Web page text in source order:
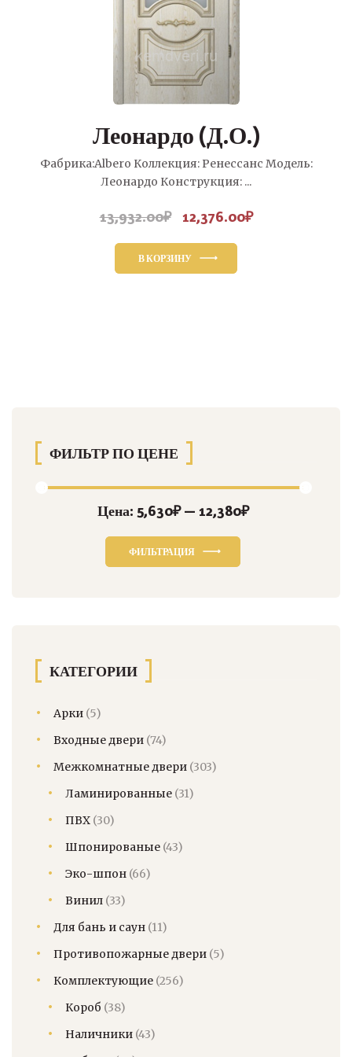
Леонардо (Д.О.)
Фабрика:Albero Коллекция: Ренессанс Модель:
Леонардо Конструкция: ...
13,932.00₽
Первоначальная
составляла
12,376.00₽Текущая
В КОРЗИНУ
ФИЛЬТР ПО ЦЕНЕ
Минимальная
Максимальная
ФИЛЬТРАЦИЯ
Цена: 5,630₽— 12,380₽
КАТЕГОРИИ
Арки (5)
Входные двери (74)
Межкомнатные двери (303)
Ламинированные (31)
ПВХ (30)
Шпонированые (43)
Эко-шпон (66)
Винил (33)
Для бань и саун (11)
Противопожарные двери (5)
Комплектующие (256)
Короб (38)
Наличники (43)